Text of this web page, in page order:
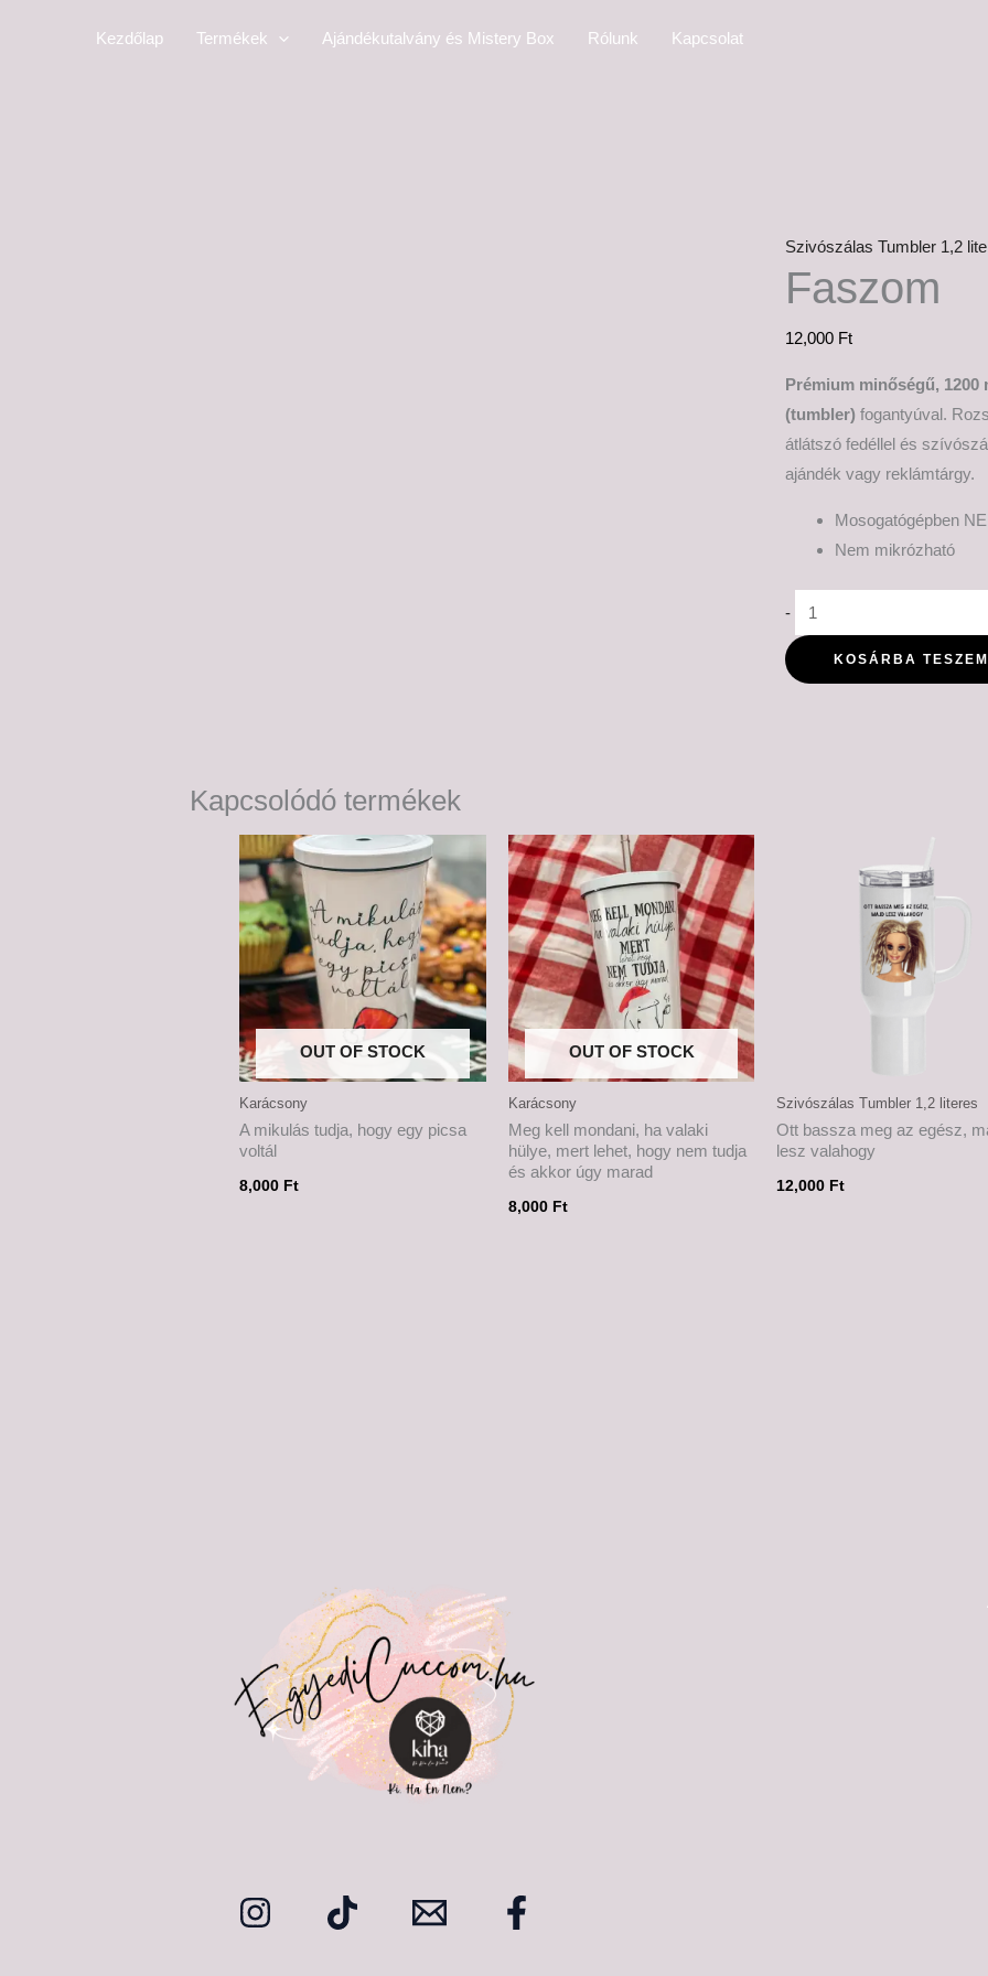
Kezdőlap Termékek Ajándékutalvány és Mistery Box Rólunk Kapcsolat
Szivószálas Tumbler 1,2
Faszom
12,000 Ft
Prémium minőségű,
(tumbler) fogantyúval.
átlátszó fedéllel és
ajándék vagy reklámtárgy.
Mosogatógépben
Nem mikrózható
-
KOSÁRBA
Kapcsolódó termékek
OUT OF STOCK
Karácsony
A mikulás tudja, hogy egy picsa
voltál
8,000 Ft
OUT OF STOCK
Karácsony
Meg kell mondani, ha valaki
hülye, mert lehet, hogy nem tudja
és akkor úgy marad
8,000 Ft
Szivószálas Tumbler 1,2 literes
Ott bassza meg az egész,
lesz valahogy
12,000 Ft